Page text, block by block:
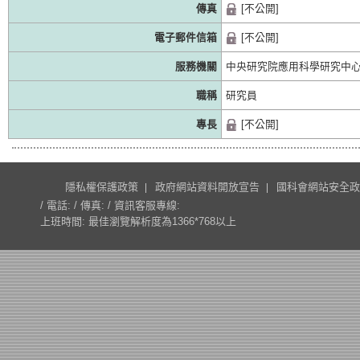
傳真 [不公開]
電子郵件信箱 [不公開]
服務機關 中央研究院應用科學研究中
職稱 研究員
專長 [不公開]
隱私權保護政策 政府網站資料開放宣告
國科會網站安全
/ 電話: / 傳真: / 資訊客服專線:
上班時間: 最佳瀏覽解析度為1366*768以上